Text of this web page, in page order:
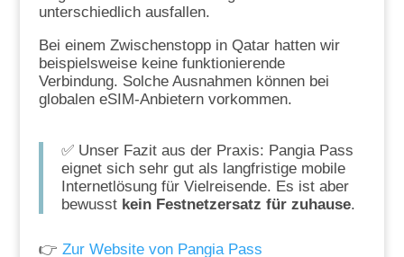
unterschiedlich ausfallen.
Bei einem Zwischenstopp in Qatar hatten wir
beispielsweise keine funktionierende
Verbindung. Solche Ausnahmen können bei
globalen eSIM-Anbietern vorkommen.
✅ Unser Fazit aus der Praxis: Pangia Pass
eignet sich sehr gut als langfristige mobile
Internetlösung für Vielreisende. Es ist aber
bewusst kein Festnetzersatz für zuhause.
👉 Zur Website von Pangia Pass